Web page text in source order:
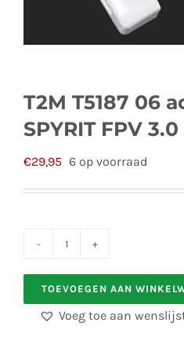
T2M T5187 06
SPYRIT FPV 3.0
€29,95 6 op voorraad
T5187
accu
TOEVOEGEN AAN
Voeg toe aan